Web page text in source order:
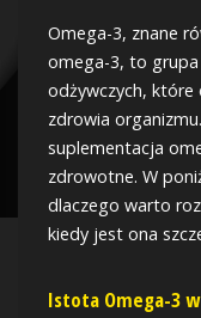
Omega-3, znane
omega-3, to grupa
odżywczych,
zdrowia
suplementacja
zdrowotne. W
dlaczego warto
kiedy jest ona
Istota Omega-3